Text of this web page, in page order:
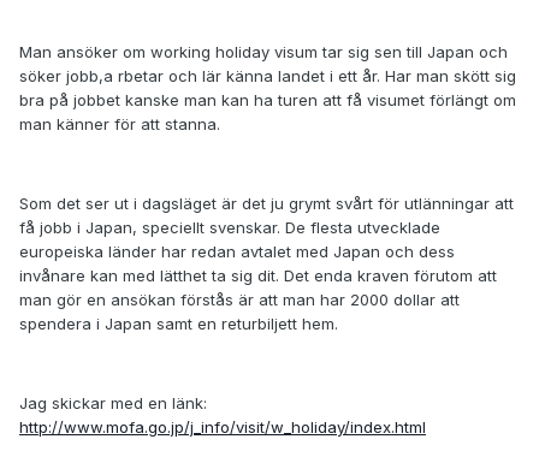
Man ansöker om working holiday visum tar sig sen till Japan och
söker jobb,a rbetar och lär känna landet i ett år. Har man skött sig
bra på jobbet kanske man kan ha turen att få visumet förlängt om
man känner för att stanna.
Som det ser ut i dagsläget är det ju grymt svårt för utlänningar att
få jobb i Japan, speciellt svenskar. De flesta utvecklade
europeiska länder har redan avtalet med Japan och dess
invånare kan med lätthet ta sig dit. Det enda kraven förutom att
man gör en ansökan förstås är att man har 2000 dollar att
spendera i Japan samt en returbiljett hem.
Jag skickar med en länk:
http://www.mofa.go.jp/j_info/visit/w_holiday/index.html